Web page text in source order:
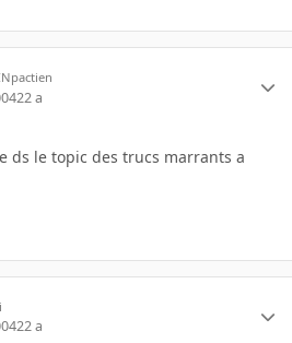
22 a
ds le topic des trucs marrants a
22 a